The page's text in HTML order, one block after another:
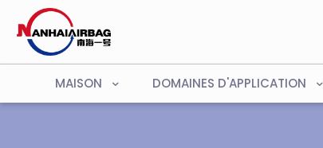
MAISON DOMAINES D'APPLICATION